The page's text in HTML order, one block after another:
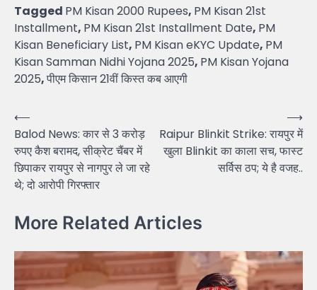
Tagged PM Kisan 2000 Rupees, PM Kisan 21st
Installment, PM Kisan 21st Installment Date, PM
Kisan Beneficiary List, PM Kisan eKYC Update, PM
Kisan Samman Nidhi Yojana 2025, PM Kisan Yojana
2025,पीएम किसान 21वीं किस्त कब आएगी
Post
navigation
⟵
Balod News: कार से 3 करोड़
रुपए कैश बरामद, सीक्रेट चैंबर में
छिपाकर रायपुर से नागपुर ले जा रहे
थे; दो आरोपी गिरफ्तार
Raipur Blinkit Strike: रायपुर में
खुला Blinkit का काला सच, फास्ट
सर्विस ठप; ये है वजह..
⟶
More Related Articles